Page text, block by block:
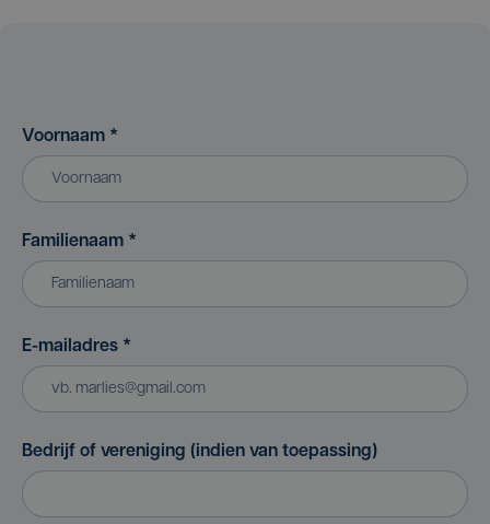
Voornaam *
Familienaam *
E-mailadres *
Bedrijf of vereniging (indien van toepassing)